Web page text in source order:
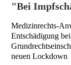
"Bei
Medizinrechts-
Entschädigung
neuen Lockdown